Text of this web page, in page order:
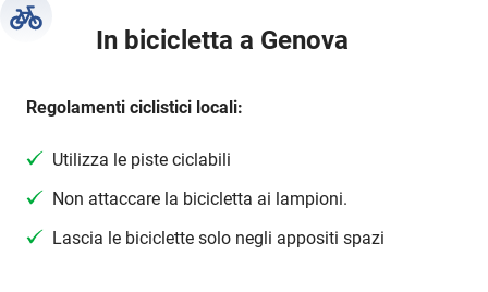
In bicicletta a Genova
Regolamenti ciclistici locali:
Utilizza le piste ciclabili
Non attaccare la bicicletta ai lampioni.
Lascia le biciclette solo negli appositi spazi